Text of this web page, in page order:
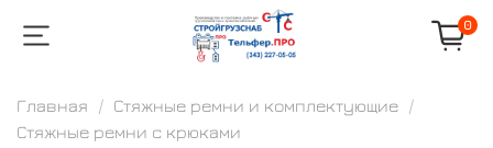
0
Главная
Стяжные ремни и комплектующие
Стяжные ремни с крюками